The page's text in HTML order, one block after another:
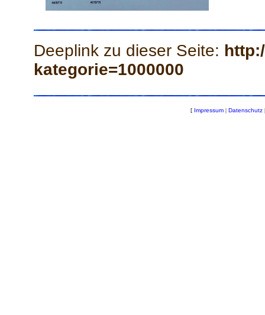
Deeplink zu dieser Seite:
kategorie=1000000
[ Impressum | Datenschutz